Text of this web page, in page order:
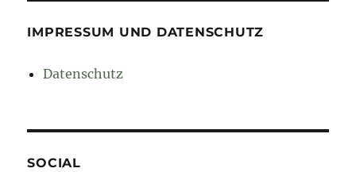
IMPRESSUM UND DATENSCHUTZ
Datenschutz
SOCIAL